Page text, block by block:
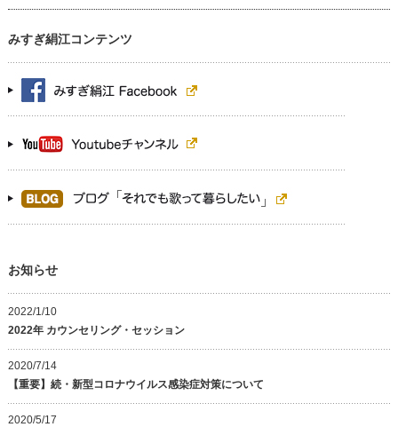
みすぎ絹江コンテンツ
お知らせ
2022/1/10
2022年 カウンセリング・セッション
2020/7/14
【重要】続・新型コロナウイルス感染症対策について
2020/5/17